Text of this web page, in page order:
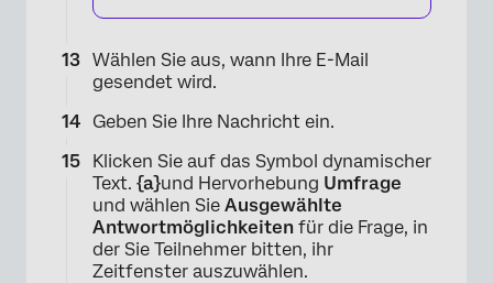
Wählen Sie aus, wann Ihre E-Mail
gesendet wird.
Geben Sie Ihre Nachricht ein.
Klicken Sie auf das Symbol dynamischer
Text. {a}und Hervorhebung Umfrage
und wählen Sie Ausgewählte
Antwortmöglichkeiten für die Frage, in
der Sie Teilnehmer bitten, ihr
Zeitfenster auszuwählen.